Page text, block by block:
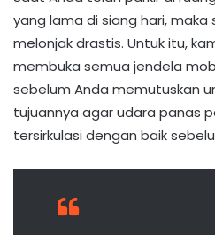
yang lama di siang hari, maka
melonjak drastis. Untuk itu,
membuka semua jendela
sebelum Anda memutuskan
tujuannya agar udara panas
tersirkulasi dengan baik